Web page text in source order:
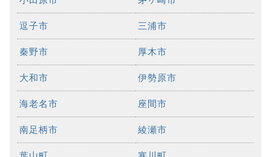
逗子市 三浦市
秦野市 厚木市
大和市 伊勢原市
海老名市 座間市
南足柄市 綾瀬市